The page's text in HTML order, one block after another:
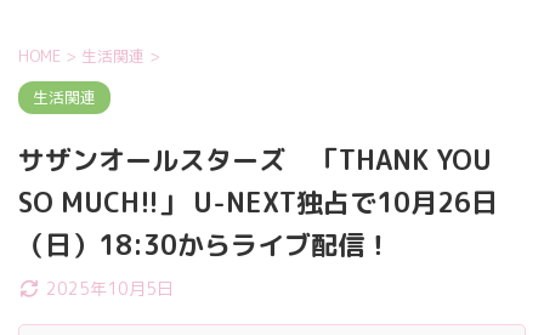
HOME > 生活関連 >
生活関連
サザンオールスターズ 「THANK YOU
SO MUCH!!」 U-NEXT独占で10月26日
（日）18:30からライブ配信！
2025年10月5日